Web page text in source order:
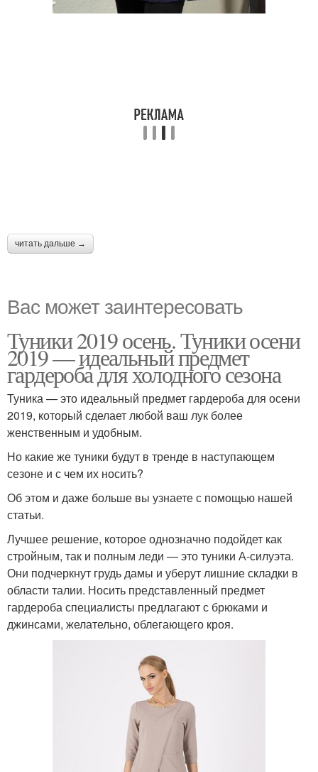
читать дальше →
Вас может заинтересовать
Туники 2019 осень. Туники осени
2019 — идеальный предмет
гардероба для холодного сезона
Туника — это идеальный предмет гардероба для осени
2019, который сделает любой ваш лук более
женственным и удобным.
Но какие же туники будут в тренде в наступающем
сезоне и с чем их носить?
Об этом и даже больше вы узнаете с помощью нашей
статьи.
Лучшее решение, которое однозначно подойдет как
стройным, так и полным леди — это туники А-силуэта.
Они подчеркнут грудь дамы и уберут лишние складки в
области талии. Носить представленный предмет
гардероба специалисты предлагают с брюками и
джинсами, желательно, облегающего кроя.